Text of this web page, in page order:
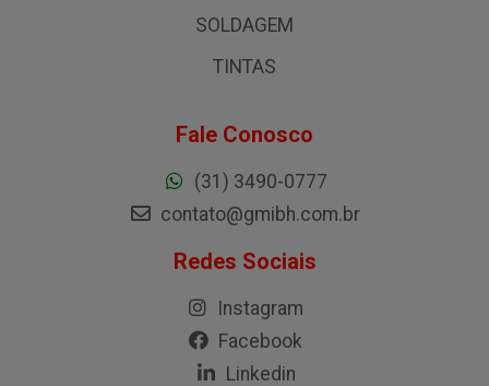
SOLDAGEM
TINTAS
Fale Conosco
(31) 3490-0777
contato@gmibh.com.br
Redes Sociais
Instagram
Facebook
Linkedin